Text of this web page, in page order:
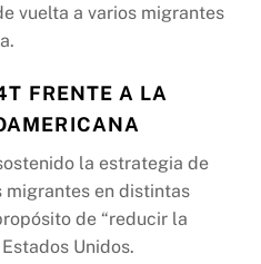
vuelta a varios migrantes
FRENTE A LA
la estrategia de
migrantes en distintas
de “reducir la
Unidos.